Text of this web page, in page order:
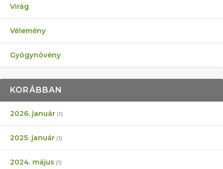
Virág
Vélemény
Gyógynövény
KORÁBBAN
2026. január (1)
2025. január (1)
2024. május (1)